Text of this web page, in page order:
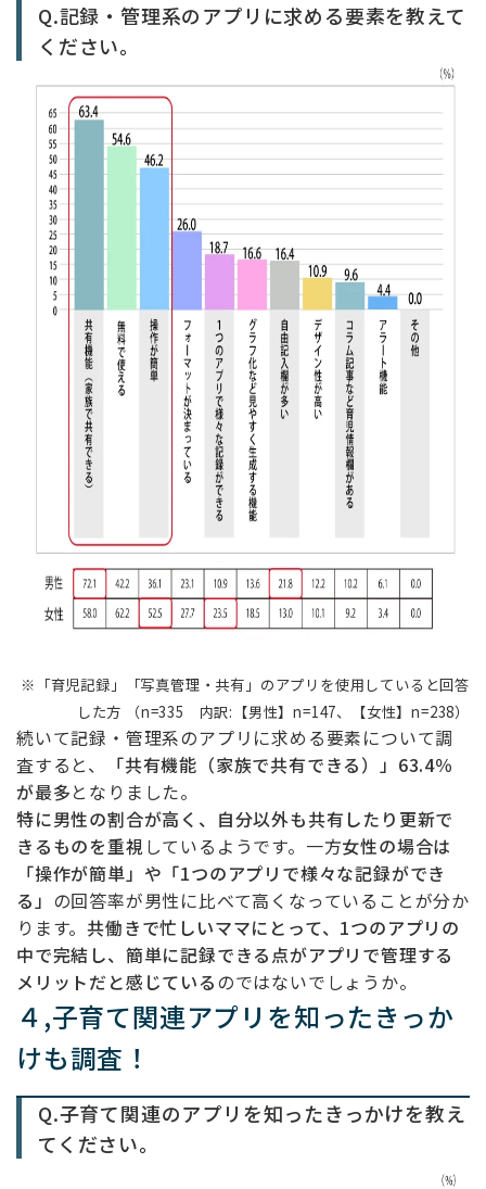
Q.記録・管理系のアプリに求める要素を教えて
ください。
※「育児記録」「写真管理・共有」のアプリを使用していると回答
した方 （n=335 内訳:【男性】n=147、【女性】n=238）
続いて記録・管理系のアプリに求める要素について調
査すると、
「共有機能（家族で共有できる）」63.4％
が最多となりました。
特に男性の割合が高く、自分以外も共有したり更新で
きるものを重視 しているようです。一方女性の場合は
「操作が簡単」や「1つのアプリで様々な記録ができ
る」 の回答率が男性に比べて高くなっていることが分か
ります。共働きで忙しいママにとって、1つのアプリの
中で完結し、簡単に記録できる点がアプリで管理する
メリットだと感じているのではないでしょうか。
４,子育て関連アプリを知ったきっか
けも調査！
Q.子育て関連のアプリを知ったきっかけを教え
てください。